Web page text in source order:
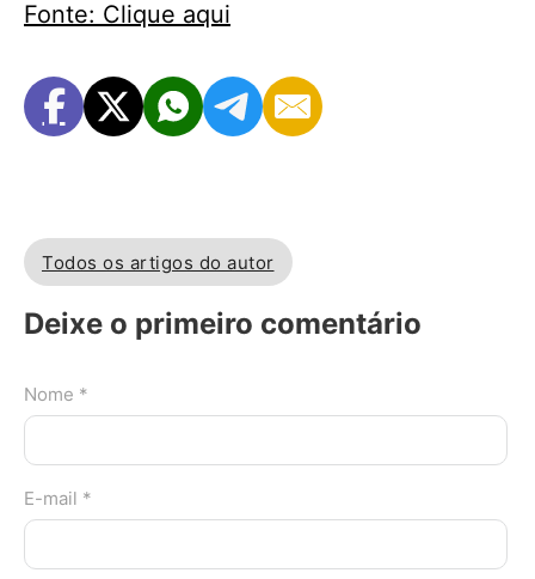
Fonte: Clique aqui
Todos os artigos do autor
Deixe o primeiro comentário
Nome *
E-mail *